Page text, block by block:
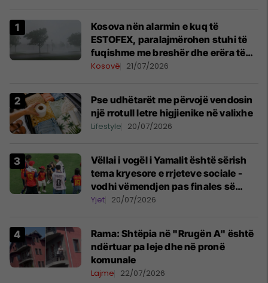
Kosova nën alarmin e kuq të
ESTOFEX, paralajmërohen stuhi të
fuqishme me breshër dhe erëra të
forta
Kosovë 21/07/2026
Pse udhëtarët me përvojë vendosin
një rrotull letre higjienike në valixhe
Lifestyle 20/07/2026
Vëllai i vogël i Yamalit është sërish
tema kryesore e rrjeteve sociale -
vodhi vëmendjen pas finales së
Kupës së Botës
Yjet 20/07/2026
Rama: Shtëpia në "Rrugën A" është
ndërtuar pa leje dhe në pronë
komunale
Lajme 22/07/2026